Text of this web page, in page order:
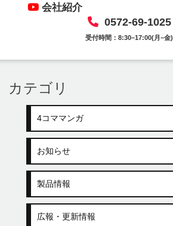
会社紹介
0572-69-1025
受付時間：8:30–17:00(月–金)
カテゴリ
4コママンガ
お知らせ
製品情報
広報・更新情報